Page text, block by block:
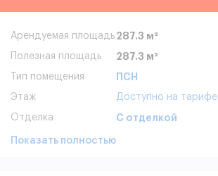
Арендуемая площадь 287.3 м²
Полезная площадь 287.3 м²
Тип помещения ПСН
Этаж Доступно на тарифе
Отделка С отделкой
Показать полностью